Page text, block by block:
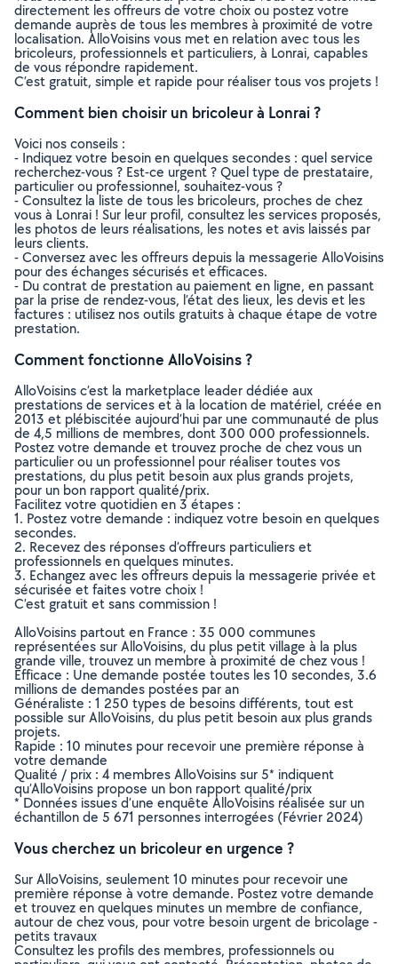
directement les offreurs de votre choix ou postez votre
demande auprès de tous les membres à proximité de votre
localisation. AlloVoisins vous met en relation avec tous les
bricoleurs, professionnels et particuliers, à Lonrai, capables
de vous répondre rapidement.
C’est gratuit, simple et rapide pour réaliser tous vos projets !
Comment bien choisir un bricoleur à Lonrai ?
Voici nos conseils :
- Indiquez votre besoin en quelques secondes : quel service
recherchez-vous ? Est-ce urgent ? Quel type de prestataire,
particulier ou professionnel, souhaitez-vous ?
- Consultez la liste de tous les bricoleurs, proches de chez
vous à Lonrai ! Sur leur profil, consultez les services proposés,
les photos de leurs réalisations, les notes et avis laissés par
leurs clients.
- Conversez avec les offreurs depuis la messagerie AlloVoisins
pour des échanges sécurisés et efficaces.
- Du contrat de prestation au paiement en ligne, en passant
par la prise de rendez-vous, l’état des lieux, les devis et les
factures : utilisez nos outils gratuits à chaque étape de votre
prestation.
Comment fonctionne AlloVoisins ?
AlloVoisins c’est la marketplace leader dédiée aux
prestations de services et à la location de matériel, créée en
2013 et plébiscitée aujourd’hui par une communauté de plus
de 4,5 millions de membres, dont 300 000 professionnels.
Postez votre demande et trouvez proche de chez vous un
particulier ou un professionnel pour réaliser toutes vos
prestations, du plus petit besoin aux plus grands projets,
pour un bon rapport qualité/prix.
Facilitez votre quotidien en 3 étapes :
1. Postez votre demande : indiquez votre besoin en quelques
secondes.
2. Recevez des réponses d’offreurs particuliers et
professionnels en quelques minutes.
3. Echangez avec les offreurs depuis la messagerie privée et
sécurisée et faites votre choix !
C’est gratuit et sans commission !
AlloVoisins partout en France : 35 000 communes
représentées sur AlloVoisins, du plus petit village à la plus
grande ville, trouvez un membre à proximité de chez vous !
Efficace : Une demande postée toutes les 10 secondes, 3.6
millions de demandes postées par an
Généraliste : 1 250 types de besoins différents, tout est
possible sur AlloVoisins, du plus petit besoin aux plus grands
projets.
Rapide : 10 minutes pour recevoir une première réponse à
votre demande
Qualité / prix : 4 membres AlloVoisins sur 5* indiquent
qu’AlloVoisins propose un bon rapport qualité/prix
* Données issues d’une enquête AlloVoisins réalisée sur un
échantillon de 5 671 personnes interrogées (Février 2024)
Vous cherchez un bricoleur en urgence ?
Sur AlloVoisins, seulement 10 minutes pour recevoir une
première réponse à votre demande. Postez votre demande
et trouvez en quelques minutes un membre de confiance,
autour de chez vous, pour votre besoin urgent de bricolage -
petits travaux
Consultez les profils des membres, professionnels ou